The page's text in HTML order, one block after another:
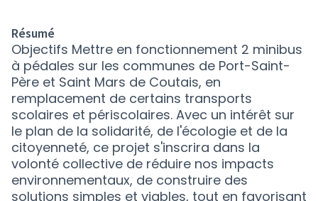
Résumé
Objectifs Mettre en fonctionnement 2 minibus
à pédales sur les communes de Port-Saint-
Père et Saint Mars de Coutais, en
remplacement de certains transports
scolaires et périscolaires. Avec un intérêt sur
le plan de la solidarité, de l'écologie et de la
citoyenneté, ce projet s'inscrira dans la
volonté collective de réduire nos impacts
environnementaux, de construire des
solutions simples et viables, tout en favorisant